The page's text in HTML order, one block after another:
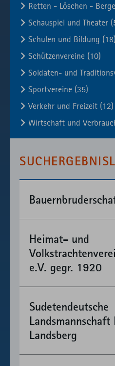
Retten - Löschen -
Schauspiel und Theater
Schulen und Bildung (18)
Schützenvereine (10)
Soldaten- und
Sportvereine (35)
Verkehr und Freizeit (12)
Wirtschaft und
Heimat- und
e.V. gegr. 1920
Sudetendeutsche
Landsmannschaft
Landsberg